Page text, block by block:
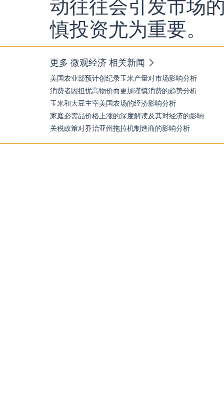
动往往会引发市场
慎投资尤为重要。
更多 微观经济 相关新闻
美国农业部预计创纪录玉米产量对市场影响分析
消费者因担忧高物价而更加谨慎消费的趋势分析
玉米和大豆主宰美国农场的经济影响分析
家庭必需品价格上涨的深度解读及其对经济的影响
关税政策对乔治亚州拖拉机制造商的影响分析